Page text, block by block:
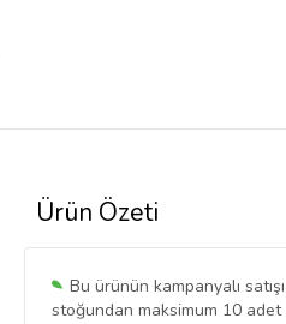
Ürün Özeti
Bu ürünün kampanyalı
stoğundan maksimum 10 adet